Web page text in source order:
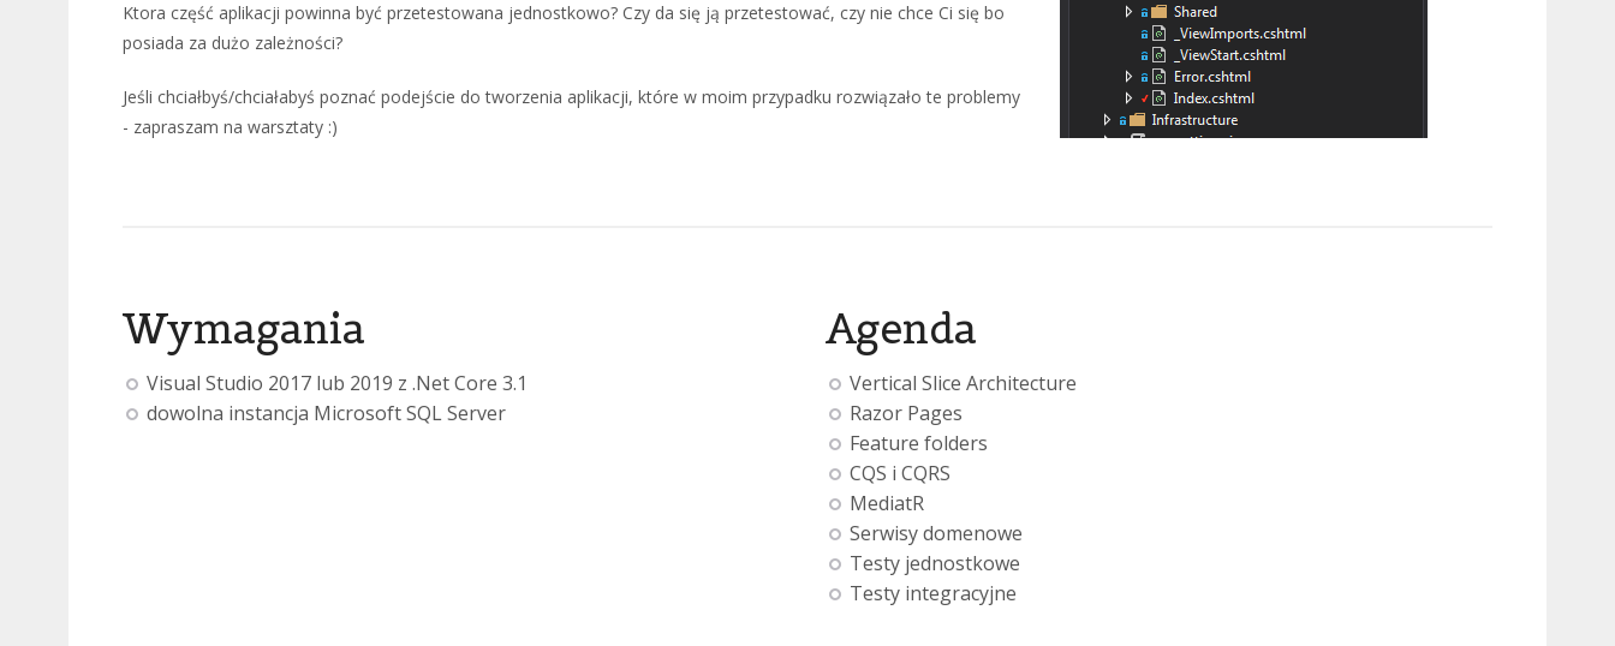
Ktora część aplikacji powinna być przetestowana jednostkowo? Czy da się ją przetestować, czy nie chce Ci się bo
posiada za dużo zależności?
Jeśli chciałbyś/chciałabyś poznać podejście do tworzenia aplikacji, które w moim przypadku rozwiązało te problemy
- zapraszam na warsztaty :)
Wymagania
Visual Studio 2017 lub 2019 z .Net Core 3.1
dowolna instancja Microsoft SQL Server
Agenda
Vertical Slice Architecture
Razor Pages
Feature folders
CQS i CQRS
MediatR
Serwisy domenowe
Testy jednostkowe
Testy integracyjne